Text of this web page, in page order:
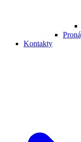
Kontakty